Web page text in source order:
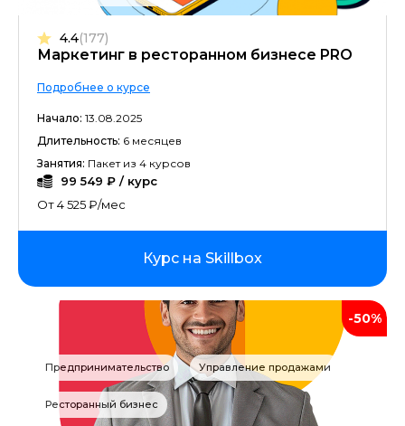
Маркетинг в ресторанном бизнесе PRO
4.4(177)
Подробнее о курсе
Начало: 13.08.2025
Длительность: 6 месяцев
Занятия: Пакет из 4 курсов
99 549 ₽ / курс
От 4 525 ₽/мес
Курс на Skillbox
-50%
Предпринимательство Управление продажами
Ресторанный бизнес